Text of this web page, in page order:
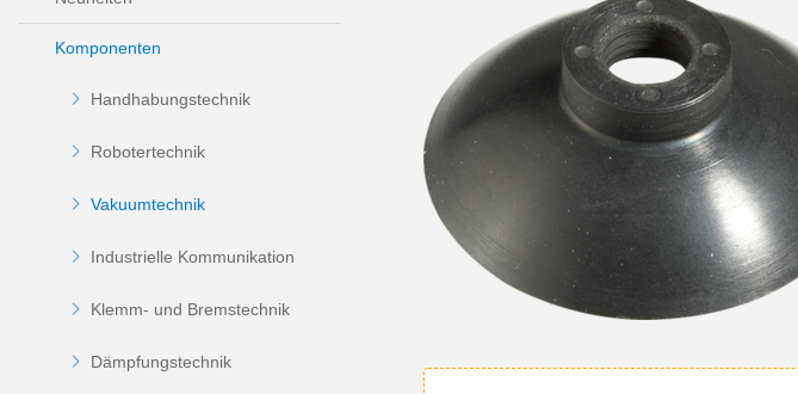
Komponenten
Handhabungstechnik
Robotertechnik
Vakuumtechnik
Industrielle Kommunikation
Klemm- und Bremstechnik
Dämpfungstechnik